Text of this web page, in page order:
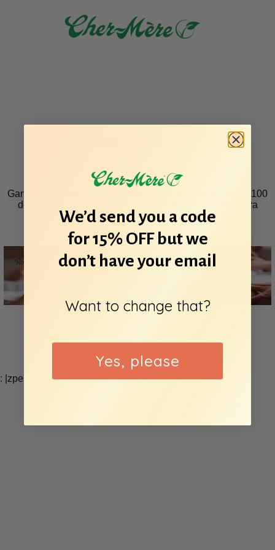
Gane un paquete de spa y productos (valor de $500) y $100
de comida en restaurante reservando tratamientos para
parejas o hombres en noviembre
: |zpendientedecontento|:
We’d send you a code
for 15% OFF but we
don’t have your email
Want to change that?
Yes, please